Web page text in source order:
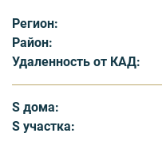
Генеральный план
предусматривает
круглогодичного
застройщик
подводку к объектам
коммуникаций:
Регион:
Район:
Удаленность от КАД:
S дома:
S участка: